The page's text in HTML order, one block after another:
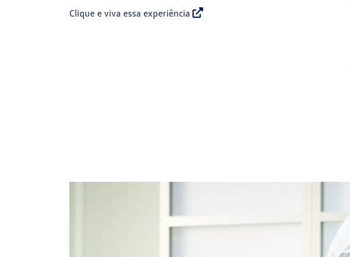
Clique e viva essa experiência